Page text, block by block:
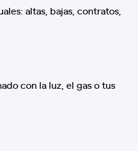
altas, bajas, contratos,
con la luz, el gas o tus